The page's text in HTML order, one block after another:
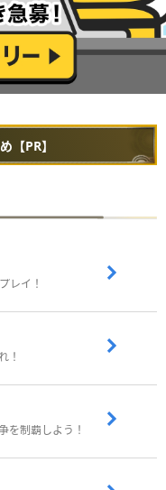
【PR】
レイ！
！
を制覇しよう！